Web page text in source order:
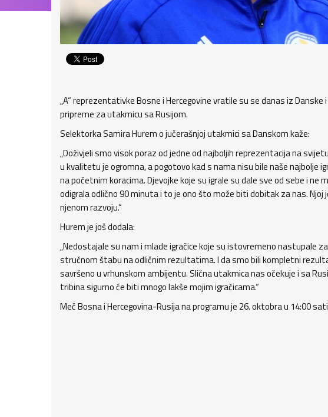
„A“ reprezentativke Bosne i Hercegovine vratile su se danas iz
pripreme za utakmicu sa Rusijom.
Selektorka Samira Hurem o jučerašnjoj utakmici sa Danskom kaže:
„Doživjeli smo visok poraz od jedne od najboljih reprezentacija na
u kvalitetu je ogromna, a pogotovo kad s nama nisu bile naše najbolje
na početnim koracima. Djevojke koje su igrale su dale sve od sebe i ne
odigrala odlično 90 minuta i to je ono što može biti dobitak za nas. Njoj
njenom razvoju.“
Hurem je još dodala:
„Nedostajale su nam i mlade igračice koje su istovremeno nastupale
stručnom štabu na odličnim rezultatima. I da smo bili kompletni
savršeno u vrhunskom ambijentu. Slična utakmica nas očekuje i sa
tribina sigurno će biti mnogo lakše mojim igračicama.“
Meč Bosna i Hercegovina-Rusija na programu je 26. oktobra u 14:00